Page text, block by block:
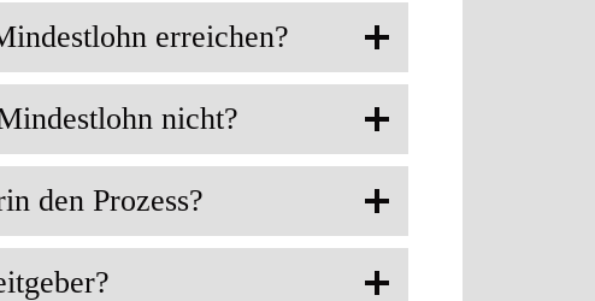
erreichen?
nicht?
den Prozess?